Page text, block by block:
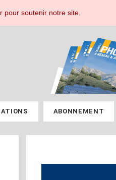
ESPACE ABONNÉ
ABONNEMENT
pour soutenir notre site.